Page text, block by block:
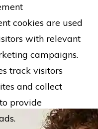
cookies are used
with relevant
campaigns.
track visitors
and collect
provide